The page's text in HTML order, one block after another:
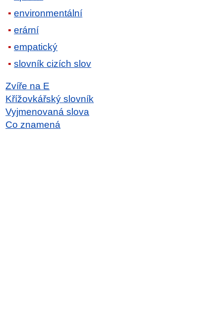
environmentální
erární
empatický
slovník cizích slov
Zvíře na E
Křížovkářský slovník
Vyjmenovaná slova
Co znamená